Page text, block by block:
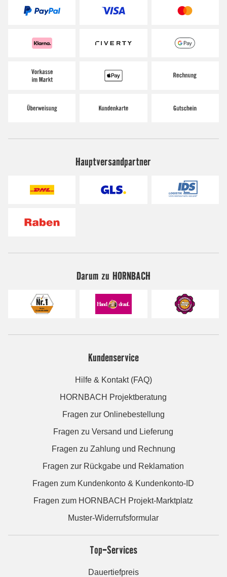
Hauptversandpartner
Darum zu HORNBACH
Kundenservice
Hilfe & Kontakt (FAQ)
HORNBACH Projektberatung
Fragen zur Onlinebestellung
Fragen zu Versand und Lieferung
Fragen zu Zahlung und Rechnung
Fragen zur Rückgabe und Reklamation
Fragen zum Kundenkonto & Kundenkonto-ID
Fragen zum HORNBACH Projekt-Marktplatz
Muster-Widerrufsformular
Top-Services
Dauertiefpreis